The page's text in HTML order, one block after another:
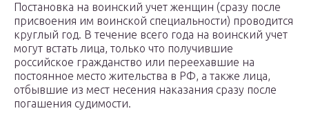
Постановка на воинский учет женщин (сразу после
присвоения им воинской специальности) проводится
круглый год. В течение всего года на воинский учет
могут встать лица, только что получившие
российское гражданство или переехавшие на
постоянное место жительства в РФ, а также лица,
отбывшие из мест несения наказания сразу после
погашения судимости.